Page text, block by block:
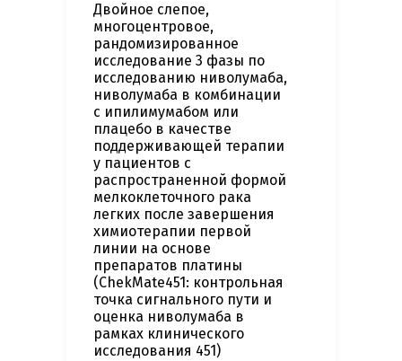
Двойное слепое,
многоцентровое,
рандомизированное
исследование 3 фазы по
исследованию ниволумаба,
ниволумаба в комбинации
с ипилимумабом или
плацебо в качестве
поддерживающей терапии
у пациентов с
распространенной формой
мелкоклеточного рака
легких после завершения
химиотерапии первой
линии на основе
препаратов платины
(ChekMate451: контрольная
точка сигнального пути и
оценка ниволумаба в
рамках клинического
исследования 451)